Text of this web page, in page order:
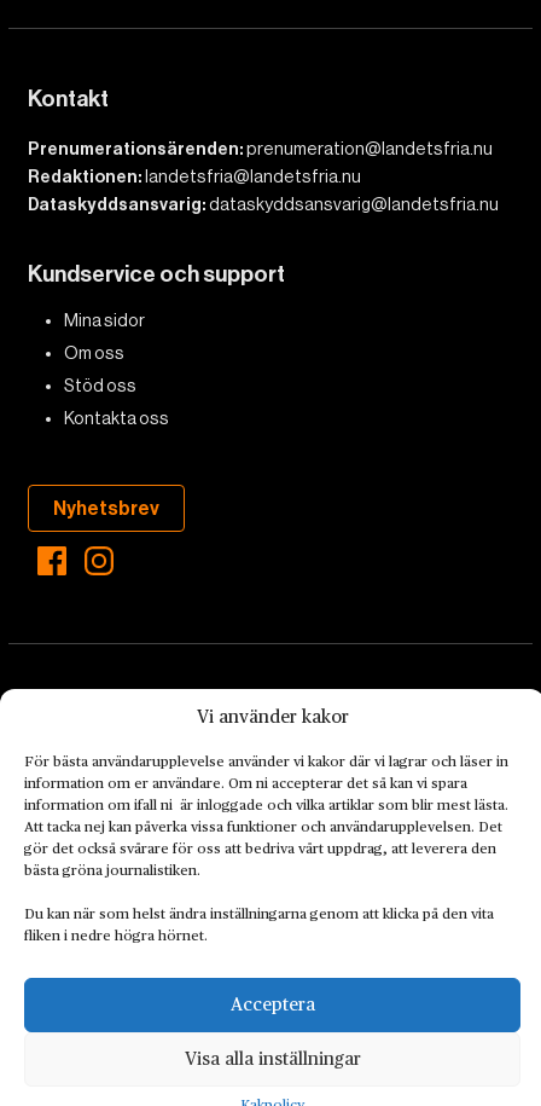
Vi använder kakor
För bästa användarupplevelse använder vi kakor där vi lagrar och läser in
information om er användare. Om ni accepterar det så kan vi spara
information om ifall ni är inloggade och vilka artiklar som blir mest lästa.
Att tacka nej kan påverka vissa funktioner och användarupplevelsen. Det
gör det också svårare för oss att bedriva vårt uppdrag, att leverera den
bästa gröna journalistiken.
Du kan när som helst ändra inställningarna genom att klicka på den vita
fliken i nedre högra hörnet.
Acceptera
Visa alla inställningar
Kontakt
Prenumerationsärenden:prenumeration@landetsfria.nu
Redaktionen: landetsfria@landetsfria.nu
Dataskyddsansvarig:dataskyddsansvarig@landetsfria.nu
Kundservice och support
Mina sidor
Om oss
Stöd oss
Kontakta oss
Nyhetsbrev
Landets Fria Tidning är en nyhetstidning med bred bevakning av
det viktigaste som händer lokalt och globalt och med fokus på
omställningsrörelsen. En omställning till ett hållbart samhälle går
både via starka och lika rättigheter för alla människor, minskade
utvecklas och frodas.
Personuppgiftsbehandling och cookies Sidkarta